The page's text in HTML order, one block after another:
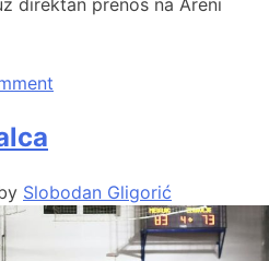
direktan prenos na Areni
Slobodan Gligorić